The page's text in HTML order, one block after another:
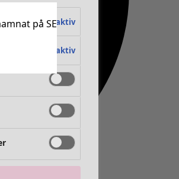
på SE
Alltid aktiv
Alltid aktiv